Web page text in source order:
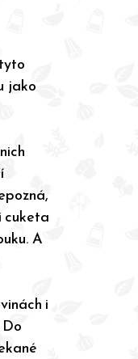
jako
cuketa
A
i